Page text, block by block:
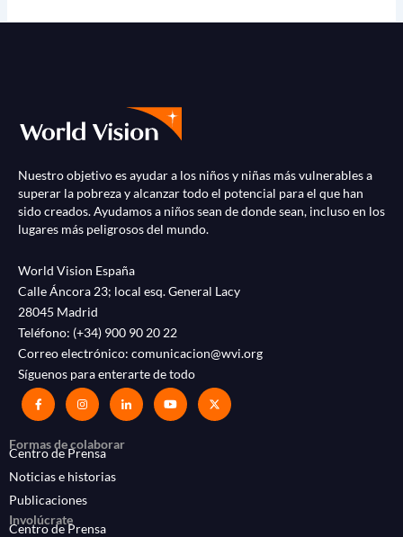
Nuestro objetivo es ayudar a los niños y niñas más vulnerables a
superar la pobreza y alcanzar todo el potencial para el que han
sido creados. Ayudamos a niños sean de donde sean, incluso en los
lugares más peligrosos del mundo.
World Vision España
Calle Áncora 23; local esq. General Lacy
28045 Madrid
Teléfono: (+34) 900 90 20 22
Correo electrónico: comunicacion@wvi.org
Síguenos para enterarte de todo
Formas de colaborar
Centro de Prensa
Noticias e historias
Publicaciones
Involúcrate
Centro de Prensa